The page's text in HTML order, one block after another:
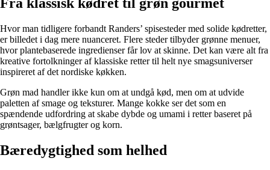
Fra klassisk kødret til grøn gourmet
Hvor man tidligere forbandt Randers’ spisesteder med solide kødretter,
er billedet i dag mere nuanceret. Flere steder tilbyder grønne menuer,
hvor plantebaserede ingredienser får lov at skinne. Det kan være alt fra
kreative fortolkninger af klassiske retter til helt nye smagsuniverser
inspireret af det nordiske køkken.
Grøn mad handler ikke kun om at undgå kød, men om at udvide
paletten af smage og teksturer. Mange kokke ser det som en
spændende udfordring at skabe dybde og umami i retter baseret på
grøntsager, bælgfrugter og korn.
Bæredygtighed som helhed